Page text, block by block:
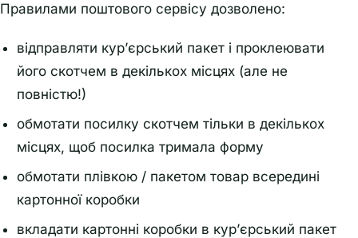
Правилами поштового сервісу дозволено:
відправляти кур’єрський пакет і проклеювати
його скотчем в декількох місцях (але не
повністю!)
обмотати посилку скотчем тільки в декількох
місцях, щоб посилка тримала форму
обмотати плівкою / пакетом товар всередині
картонної коробки
вкладати картонні коробки в кур’єрський пакет